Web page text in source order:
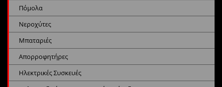
Πόμολα
Νεροχύτες
Μπαταριές
Απορροφητήρες
Ηλεκτρικές Συσκευές